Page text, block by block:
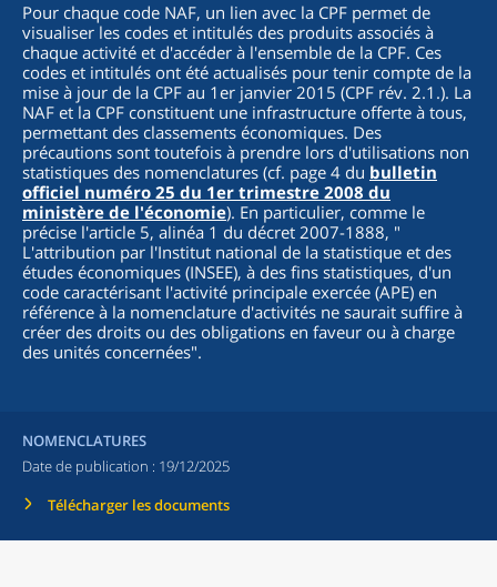
Pour chaque code NAF, un lien avec la CPF permet de
visualiser les codes et intitulés des produits associés à
chaque activité et d'accéder à l'ensemble de la CPF. Ces
codes et intitulés ont été actualisés pour tenir compte de la
mise à jour de la CPF au 1er janvier 2015 (CPF rév. 2.1.). La
NAF et la CPF constituent une infrastructure offerte à tous,
permettant des classements économiques. Des
précautions sont toutefois à prendre lors d'utilisations non
statistiques des nomenclatures (cf. page 4 du bulletin
officiel numéro 25 du 1er trimestre 2008 du
ministère de l'économie). En particulier, comme le
précise l'article 5, alinéa 1 du décret 2007-1888, "
L'attribution par l'Institut national de la statistique et des
études économiques (INSEE), à des fins statistiques, d'un
code caractérisant l'activité principale exercée (APE) en
référence à la nomenclature d'activités ne saurait suffire à
créer des droits ou des obligations en faveur ou à charge
des unités concernées".
NOMENCLATURES
Date de publication : 19/12/2025
Télécharger les documents